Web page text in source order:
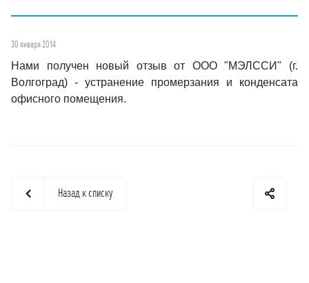
30 января 2014
Нами получен новый отзыв от ООО "МЭЛССИ" (г.
Волгоград) - устранение промерзания и конденсата
офисного помещения.
Назад к списку